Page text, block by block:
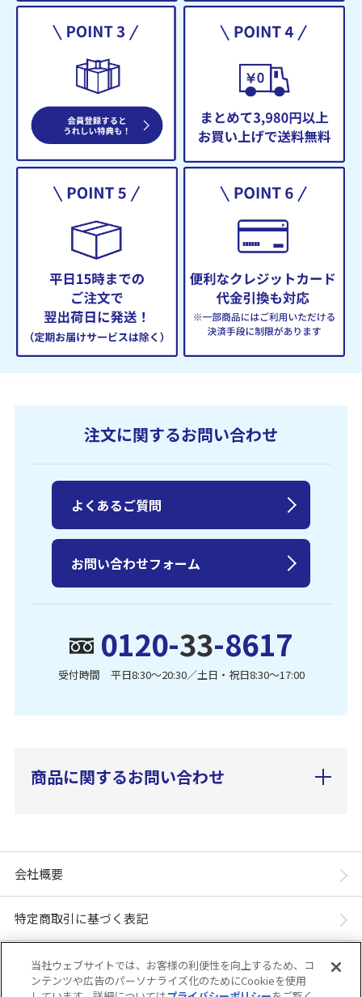
注文に関するお問い合わせ
0120-33-8617
受付時間 平日8:30〜20:30／土日・祝日8:30〜17:00
よくあるご質問
お問い合わせフォーム
商品に関するお問い合わせ
会社概要
特定商取引に基づく表記
個人情報保護方針
当社ウェブサイトでは、お客様の利便性を向上するため、コ
ンテンツや広告のパーソナライズ化のためにCookieを使用